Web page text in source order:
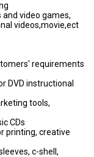
video games,
videos,movie,ect
requirements
DVD instructional
tools,
CDs
printing, creative
c-shell,